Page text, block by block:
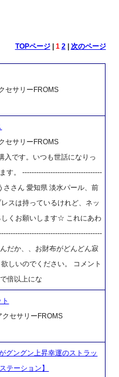
TOPページ| 1 2| 次のページ
セサリーFROMS
セサリーFROMS
入です。いつも世話になりっ
す。 ----------------------------------
さん 愛知県 淡水パール、前
スは持っているけれど、ネッ
くお願いします☆ これにあわ
だか、、お財布がどんどん寂
しいのでください。 コメント
倍以上にな
セサリーFROMS
ングン上昇幸運のストラッ
テーション】